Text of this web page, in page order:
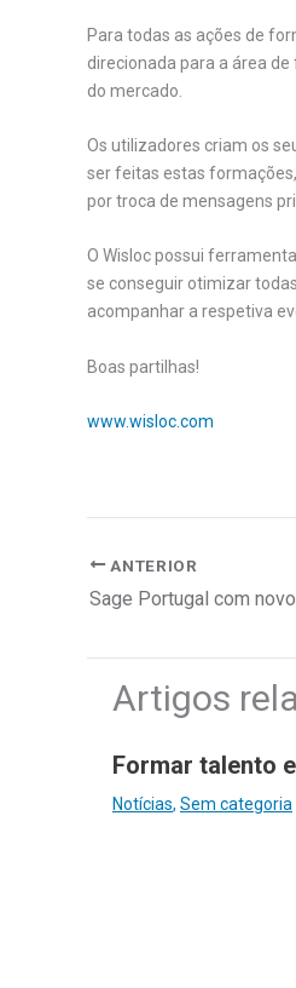
Para todas as ações de
direcionada para a área
do mercado.
Os utilizadores criam os
ser feitas estas
por troca de mensagens
O Wisloc possui
se conseguir otimizar
acompanhar a respetiva
Boas partilhas!
www.wisloc.com
ANTERIOR
Sage Portugal com
Artigos
Formar talento
Notícias, Sem categoria